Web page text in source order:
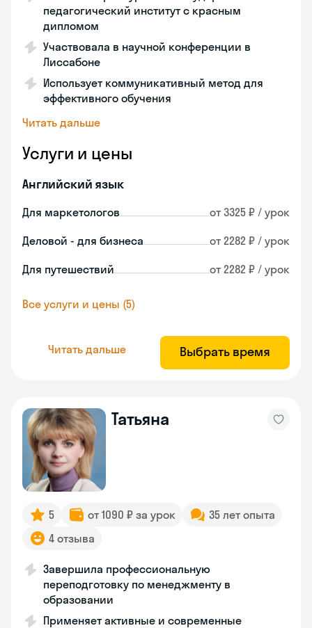
педагогический институт с красным
дипломом
Участвовала в научной конференции в
Лиссабоне
Использует коммуникативный метод для
эффективного обучения
Читать дальше
Услуги и цены
Английский язык
Для маркетологов от 3325 ₽ / урок
Деловой - для бизнеса от 2282 ₽ / урок
Для путешествий от 2282 ₽ / урок
Все услуги и цены (5)
Читать дальше Выбрать время
Татьяна
5 от 1090 ₽ за урок
35 лет опыта
4 отзыва
Завершила профессиональную
переподготовку по менеджменту в
образовании
Применяет активные и современные